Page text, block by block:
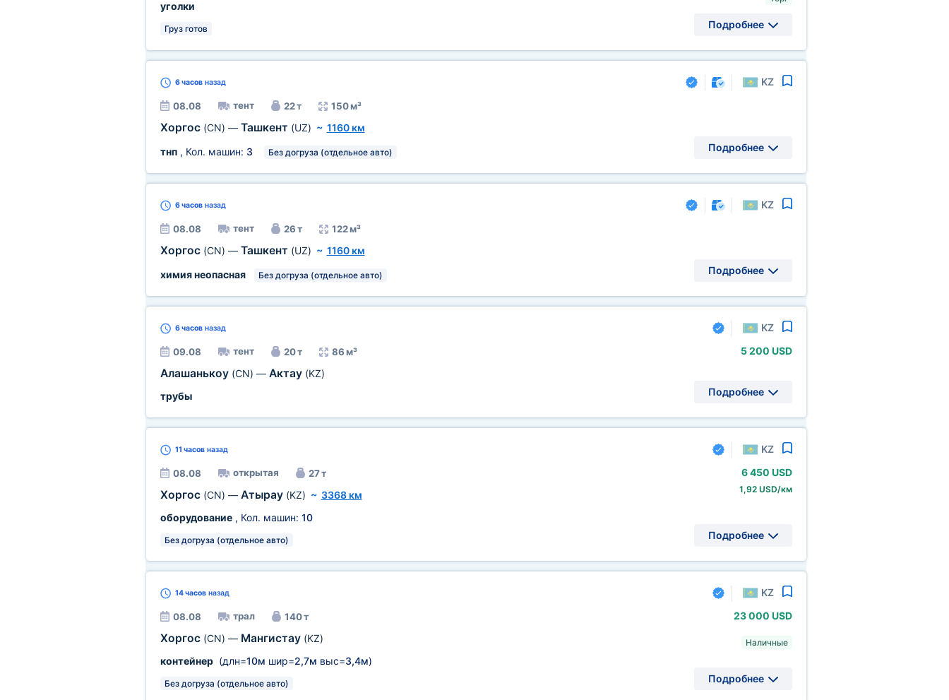
уголки
Груз готов Подробнее
6 часовназад KZ
08.08 тент 22 т 150 м³
Хоргос (CN) — Ташкент (UZ) ~ 1160 км
тнп, Кол. машин: 3 Без догруза (отдельное авто) Подробнее
6 часовназад KZ
08.08 тент 26 т 122 м³
Хоргос (CN) — Ташкент (UZ) ~ 1160 км
химия неопасная
Без догруза (отдельное авто) Подробнее
6 часовназад KZ
09.08 тент 20 т 86 м³
Алашанькоу (CN) — Актау (KZ)
трубы
5 200 USD
Подробнее
11 часовназад KZ
08.08 открытая 27 т
Хоргос (CN) — Атырау (KZ) ~ 3368 км
оборудование, Кол. машин: 10
Без догруза (отдельное авто)
6 450 USD
1,92 USD/км
Подробнее
14 часовназад KZ
08.08 трал 140 т
Хоргос (CN) — Мангистау (KZ)
контейнер(длн=10м шир=2,7м выс=3,4м)
Без догруза (отдельное авто)
23 000 USD
Наличные
Подробнее